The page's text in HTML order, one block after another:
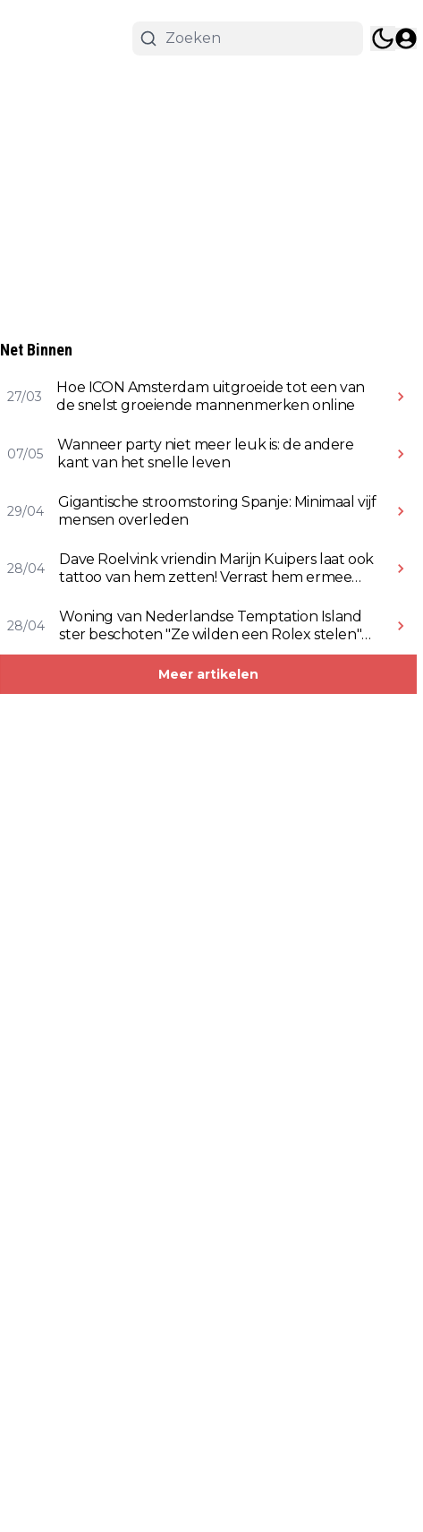
Net Binnen
27/03
Hoe ICON Amsterdam uitgroeide tot een van
de snelst groeiende mannenmerken online
07/05
Wanneer party niet meer leuk is: de andere
kant van het snelle leven
29/04
Gigantische stroomstoring Spanje: Minimaal vijf
mensen overleden
28/04
Dave Roelvink vriendin Marijn Kuipers laat ook
tattoo van hem zetten! Verrast hem ermee
28/04
Woning van Nederlandse Temptation Island
ster beschoten "Ze wilden een Rolex stelen"
(Video)
Meer artikelen